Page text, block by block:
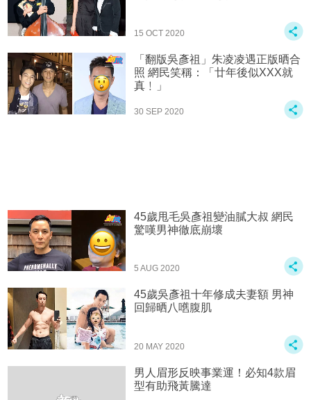
15 OCT 2020
「翻版吳彥祖」朱凌凌遇正版晒合
照 網民笑稱：「廿年後似XXX就
真﹗」
30 SEP 2020
45歲甩毛吳彥祖變油膩大叔 網民
驚嘆男神徹底崩壞
5 AUG 2020
45歲吳彥祖十年修成夫妻額 男神
回歸晒八嚿腹肌
20 MAY 2020
男人眉形反映事業運！必知4款眉
型有助飛黃騰達